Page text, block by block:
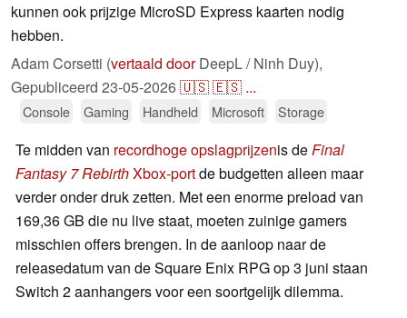
kunnen ook prijzige MicroSD Express kaarten nodig
hebben.
Adam Corsetti (vertaald doorDeepL / Ninh Duy),
Gepubliceerd 23-05-2026🇺🇸🇪🇸 ...
Console Gaming Handheld Microsoft Storage
Te midden van recordhoge opslagprijzenis deFinal
Fantasy 7 RebirthXbox-portde budgetten alleen maar
verder onder druk zetten. Met een enorme preload van
169,36 GB die nu live staat, moeten zuinige gamers
misschien offers brengen. In de aanloop naar de
releasedatum van de Square Enix RPG op 3 juni staan
Switch 2 aanhangers voor een soortgelijk dilemma.